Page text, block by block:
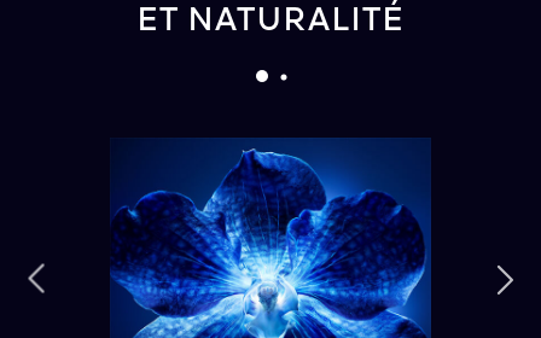
ET NATURALITÉ